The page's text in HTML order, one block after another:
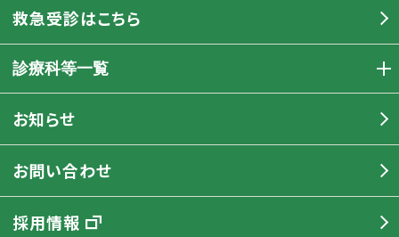
救急受診はこちら
診療科等一覧
お知らせ
お問い合わせ
採用情報